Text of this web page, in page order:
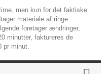
men kun for det faktiske
materiale af ringe
foretager ændringer,
minutter, faktureres de
pr minut.